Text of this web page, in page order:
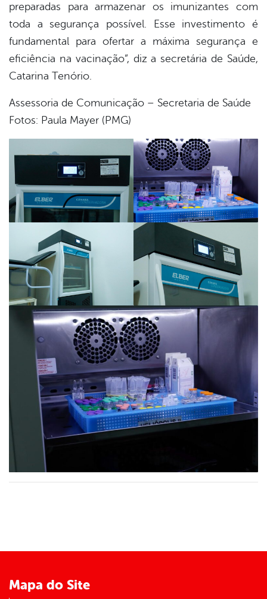
preparadas para armazenar os imunizantes com
toda a segurança possível. Esse investimento é
fundamental para ofertar a máxima segurança e
eficiência na vacinação”, diz a secretária de Saúde,
Catarina Tenório.
Assessoria de Comunicação – Secretaria de Saúde
Fotos: Paula Mayer (PMG)
Mapa do Site